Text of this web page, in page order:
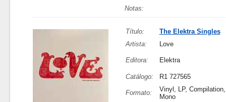
Notas:
Título:
The Elektra Singles
Artista:
Love
Editora: Elektra
Catálogo: R1 727565
Formato:
Vinyl, LP,
Mono